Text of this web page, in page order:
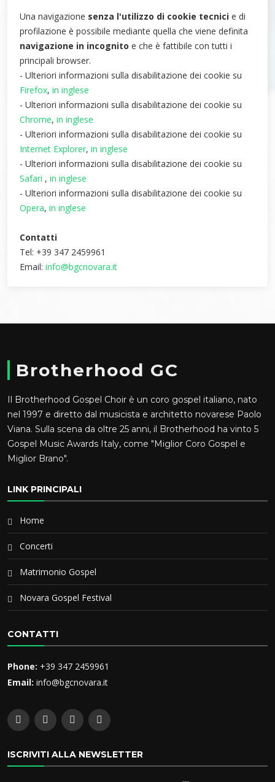
Una navigazione senza l'utilizzo di cookie tecnici e di
profilazione è possibile mediante quella che viene definita
navigazione in incognito e che è fattibile con tutti i
principali browser.
- Ulteriori informazioni sulla disabilitazione dei cookie su
Firefox, in inglese
- Ulteriori informazioni sulla disabilitazione dei cookie su
Chrome, in inglese
- Ulteriori informazioni sulla disabilitazione dei cookie su
Internet Explorer, in inglese
- Ulteriori informazioni sulla disabilitazione dei cookie su
Safari , in inglese
- Ulteriori informazioni sulla disabilitazione dei cookie su
Opera, in inglese
Contatti
Tel: +39 347 2459961
Email: info@bgcnovara.it
Brotherhood GC
Il Brotherhood Gospel Choir è un coro gospel italiano, nato
nel 1997 e diretto dal musicista e architetto novarese Paolo
Viana. Sulla scena da oltre 25 anni, il Brotherhood ha vinto 5
Gospel Music Awards Italy, come "Miglior Coro Gospel e
Miglior Brano".
LINK PRINCIPALI
Home
Concerti
Matrimonio Gospel
Novara Gospel Festival
CONTATTI
Phone: +39 347 2459961
Email: info@bgcnovara.it
ISCRIVITI ALLA NEWSLETTER